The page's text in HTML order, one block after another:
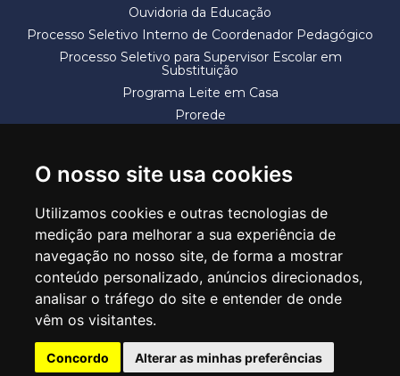
O nosso site usa cookies
Utilizamos cookies e outras tecnologias de
medição para melhorar a sua experiência de
navegação no nosso site, de forma a mostrar
conteúdo personalizado, anúncios direcionados,
analisar o tráfego do site e entender de onde
vêm os visitantes.
Concordo Alterar as minhas preferências
Ouvidoria da Educação
Processo Seletivo Interno de Coordenador Pedagógico
Processo Seletivo para Supervisor Escolar em
Substituição
Programa Leite em Casa
Prorede
SECRETARIA DE EDUCAÇÃO
Rua Claudino Barbosa, 313 - Macedo - Guarulhos/SP CEP 07113-040
Central de Atendimento: *55 11 2475-7300